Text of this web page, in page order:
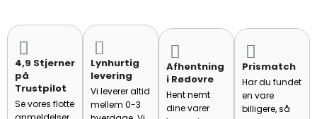
4,9 Stjerner
på
Trustpilot
Se vores flotte
Lynhurtig
levering
Vi leverer altid
mellem 0-3
Afhentning
i Rødovre
Hent nemt
dine varer
Prismatch
Har du fundet
en vare
billigere, så